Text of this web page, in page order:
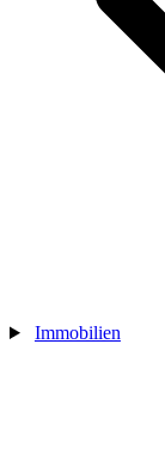
Immobilien